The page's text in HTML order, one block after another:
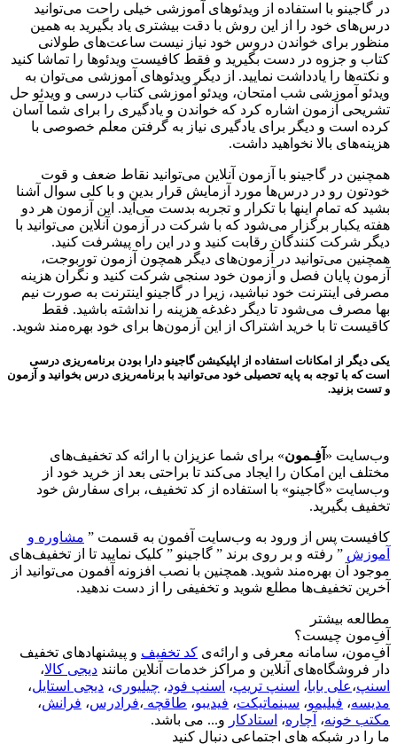
در گاجینو با استفاده از ویدئوهای آموزشی خیلی راحت می‌توانید
درس‌های خود را از این روش با دقت بیشتری یاد بگیرید به همین
منظور برای خواندن دروس خود نیاز نیست ساعت‌های طولانی
کتاب و جزوه در دست بگیرید و فقط کافیست ویدئوها را تماشا کنید
و نکته‌ها را یادداشت نمایید. از دیگر ویدئوهای آموزشی می‌توان به
ویدئو آموزشی شب امتحان، ویدئو آموزشی کتاب درسی و ویدئو حل
تشریحی آزمون اشاره کرد که خواندن و یادگیری را برای شما آسان
کرده است و دیگر برای یادگیری نیاز به گرفتن معلم خصوصی با
هزینه‌های بالا نخواهید داشت.
همچنین در گاجینو با آزمون آنلاین می‌توانید نقاط ضعف و قوت
خودتون رو در درس‌ها مورد آزمایش قرار بدین و با کلی سوال آشنا
بشید که تمام اینها با تکرار و تجربه بدست ‌می‌آید. این آزمون هر دو
هفته یکبار برگزار می‌شود که با شرکت در آزمون آنلاین می‌توانید با
دیگر شرکت کنندگان رقابت کنید و در این راه پیشرفت کنید.
همچنین می‌توانید در آزمون‌های دیگر همچون آزمون توربوجت،
آزمون پایان فصل و آزمون خود سنجی شرکت کنید و نگران هزینه
مصرفی اینترنت خود نباشید، زیرا در گاجینو اینترنت به صورت نیم
بها مصرف می‌شود تا دیگر دغدغه هزینه را نداشته باشید. فقط
کاقیست تا با خرید اشتراک از این آزمون‌ها برای خود بهره‌مند شوید.
یکی دیگر از امکانات استفاده از اپلیکیشن گاجینو دارا بودن برنامه‌ریزی درسی
است که با توجه به پایه تحصیلی خود می‌توانید با برنامه‌ریزی درس بخوانید و آزمون
و تست بزنید.
وب‌سایت «آفِـمون» برای شما عزیزان با ارائه کد تخفیف‌های
مختلف این امکان را ایجاد می‌کند تا براحتی بعد از خرید خود از
وب‌سایت «گاجینو» با استفاده از کد تخفیف، برای سفارش خود
تخفیف بگیرید.
کافیست پس از ورود به وب‌سایت آفمون به قسمت ” مشاوره و
آموزش” رفته و بر روی برند ” گاجینو ” کلیک نمایید تا از تخفیف‌های
موجود آن بهره‌مند شوید. همچنین با نصب افزونه آفمون می‌توانید از
آخرین تخفیف‌ها مطلع شوید و تخفیفی را از دست ندهید.
مطالعه بیشتر
آفِ‌مون چیست؟
آفِ‌مون، سامانه معرفی و ارائه‌ی کد تخفیفو پیشنهادهای تخفیف
دار فروشگاه‌های آنلاین و مراکز خدمات آنلاین مانند دیجی کالا،
اسنپ،علی بابا، اسنپ تریپ، اسنپ فود، چیلیوری، دیجی استایل،
مدیسه، فیلیمو، سینماتیکت، فیدیبو، طاقچه ،فرادرس، فرانش،
مکتب خونه، آچاره، استادکار و... می باشد.
ما را در شبکه های اجتماعی دنبال کنید